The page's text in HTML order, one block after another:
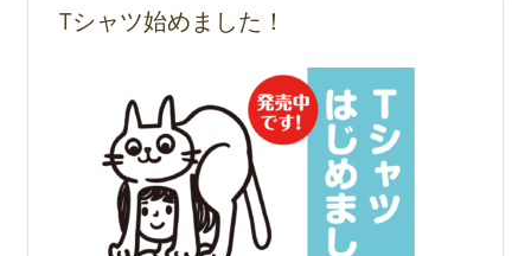
Tシャツ始めました！